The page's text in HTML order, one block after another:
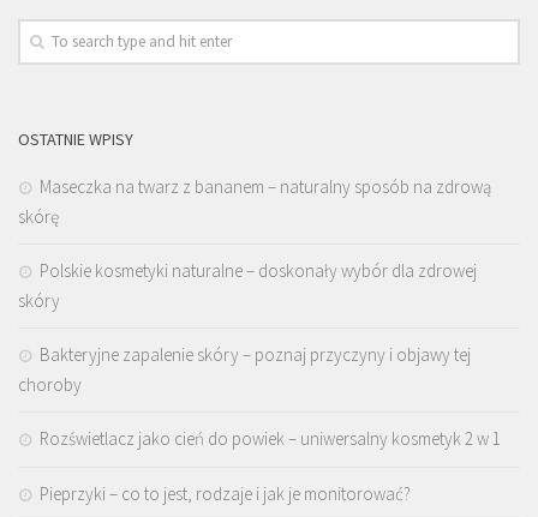
OSTATNIE WPISY
Maseczka na twarz z bananem – naturalny sposób na zdrową
skórę
Polskie kosmetyki naturalne – doskonały wybór dla zdrowej
skóry
Bakteryjne zapalenie skóry – poznaj przyczyny i objawy tej
choroby
Rozświetlacz jako cień do powiek – uniwersalny kosmetyk 2 w 1
Pieprzyki – co to jest, rodzaje i jak je monitorować?